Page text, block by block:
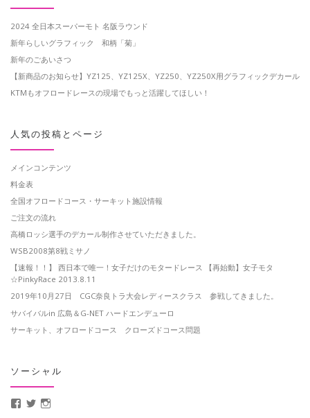
2024 全日本スーパーモト 名阪ラウンド
新年らしいグラフィック 和柄「菊」
新年のごあいさつ
【新商品のお知らせ】YZ125、YZ125X、YZ250、YZ250X用グラフィックデカール
KTMもオフロードレースの現場でもっと活躍してほしい！
人気の投稿とページ
メインコンテンツ
料金表
全国オフロードコース・サーキット施設情報
ご注文の流れ
高橋ロッシ選手のデカール制作させていただきました。
WSB2008第8戦ミサノ
【速報！！】 西日本で唯一！女子だけのモタードレース 【再始動】女子モタ
☆PinkyRace 2013.8.11
2019年10月27日 CGC奈良トラ大会レディースクラス 参戦してきました。
サバイバルin 広島＆G-NET ハードエンデューロ
サーキット、オフロードコース クローズドコース問題
ソーシャル
MotoCrusader さんのプロフィールを Facebook で表示
@MotoCrusader さんのプロフィールを Twitter で表示